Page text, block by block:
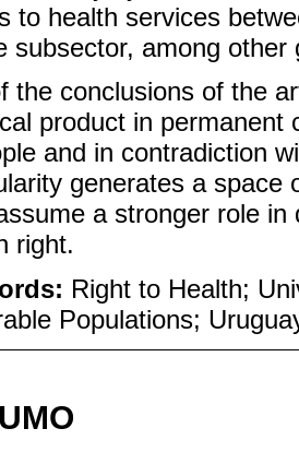
to health services
subsector, among
the conclusions of the
product in permanent
and in contradiction
generates a space
a stronger role
right.
Right to Health;
Populations;